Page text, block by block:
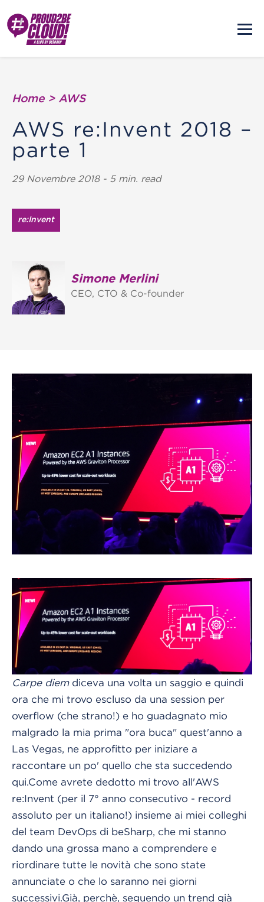
Home > AWS
AWS re:Invent 2018 –
parte 1
29 Novembre 2018 - 5 min. read
re:Invent
Simone Merlini
CEO, CTO & Co-founder
Carpe diemdiceva una volta un saggio e quindi
ora che mi trovo escluso da una session per
overflow (che strano!) e ho guadagnato mio
malgrado la mia prima "ora buca" quest'anno a
Las Vegas, ne approfitto per iniziare a
raccontare un po' quello che sta succedendo
qui.Come avrete dedotto mi trovo all'AWS
re:Invent (per il 7° anno consecutivo - record
assoluto per un italiano!) insieme ai miei colleghi
del team DevOps di beSharp, che mi stanno
dando una grossa mano a comprendere e
riordinare tutte le novità che sono state
annunciate o che lo saranno nei giorni
successivi.Già, perchè, seguendo un trend già